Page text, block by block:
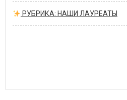
РУБРИКА: НАШИ ЛАУРЕАТЫ